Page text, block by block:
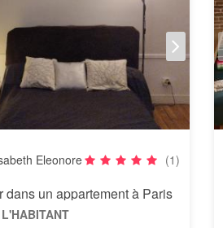
Eleonore (1)
dans un appartement à Paris